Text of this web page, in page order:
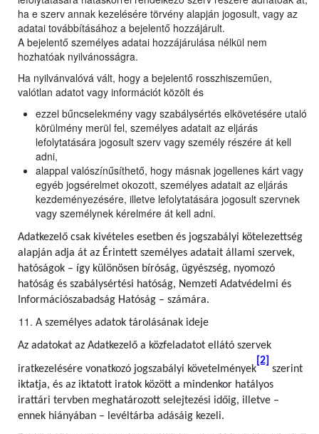
ha e szerv annak kezelésére törvény alapján jogosult, vagy az
adatai továbbításához a bejelentő hozzájárult.
A bejelentő személyes adatai hozzájárulása nélkül nem
hozhatóak nyilvánosságra.
Ha nyilvánvalóvá vált, hogy a bejelentő rosszhiszeműen,
valótlan adatot vagy információt közölt és
ezzel bűncselekmény vagy szabálysértés elkövetésére utaló
körülmény merül fel, személyes adatait az eljárás
lefolytatására jogosult szerv vagy személy részére át kell
adni,
alappal valószínűsíthető, hogy másnak jogellenes kárt vagy
egyéb jogsérelmet okozott, személyes adatait az eljárás
kezdeményezésére, illetve lefolytatására jogosult szervnek
vagy személynek kérelmére át kell adni.
Adatkezelő csak kivételes esetben és jogszabályi kötelezettség
alapján adja át az Érintett személyes adatait állami szervek,
hatóságok – így különösen bíróság, ügyészség, nyomozó
hatóság és szabálysértési hatóság, Nemzeti Adatvédelmi és
Információszabadság Hatóság – számára.
A személyes adatok tárolásának ideje
Az adatokat az Adatkezelő a közfeladatot ellátó szervek
iratkezelésére vonatkozó jogszabályi követelmények
[2]
szerint
iktatja, és az iktatott iratok között a mindenkor hatályos
irattári tervben meghatározott selejtezési időig, illetve –
ennek hiányában – levéltárba adásáig kezeli.